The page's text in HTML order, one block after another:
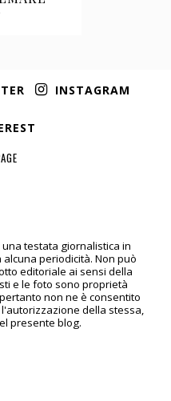
INSTAGRAM
testata giornalistica in
periodicità. Non può
editoriale ai sensi della
e le foto sono proprietà
non ne è consentito
della stessa,
presente blog.